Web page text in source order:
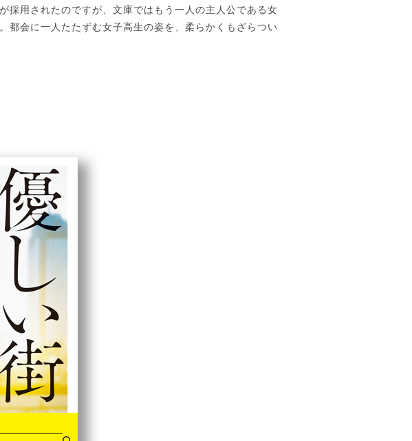
採用されたのですが、文庫ではもう一人の主人公である女
都会に一人たたずむ女子高生の姿を、柔らかくもざらつい